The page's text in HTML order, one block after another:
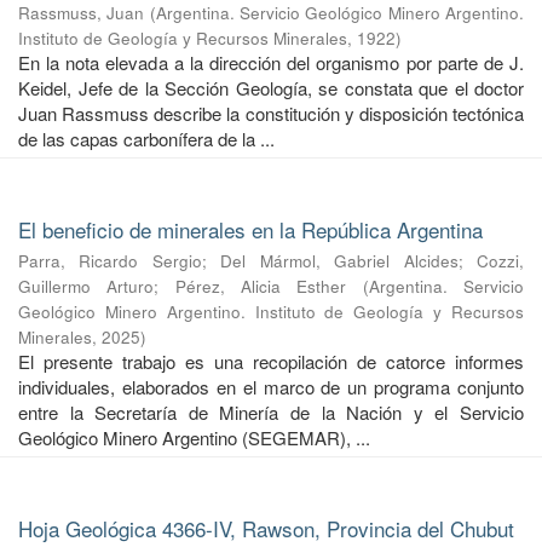
Rassmuss, Juan (Argentina. Servicio Geológico Minero Argentino.
Instituto de Geología y Recursos Minerales, 1922)
En la nota elevada a la dirección del organismo por parte de J.
Keidel, Jefe de la Sección Geología, se constata que el doctor
Juan Rassmuss describe la constitución y disposición tectónica
de las capas carbonífera de la ...
El beneficio de minerales en la República Argentina
Parra, Ricardo Sergio; Del Mármol, Gabriel Alcides;Cozzi,
Guillermo Arturo; Pérez, Alicia Esther (Argentina. Servicio
Geológico Minero Argentino. Instituto de Geología y Recursos
Minerales, 2025)
El presente trabajo es una recopilación de catorce informes
individuales, elaborados en el marco de un programa conjunto
entre la Secretaría de Minería de la Nación y el Servicio
Geológico Minero Argentino (SEGEMAR), ...
Hoja Geológica 4366-IV, Rawson, Provincia del Chubut